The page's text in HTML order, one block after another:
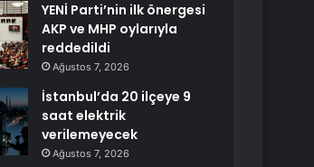
YENİ Parti’nin ilk önergesi
AKP ve MHP oylarıyla
reddedildi
Ağustos 7, 2026
İstanbul’da 20 ilçeye 9
saat elektrik
verilemeyecek
Ağustos 7, 2026